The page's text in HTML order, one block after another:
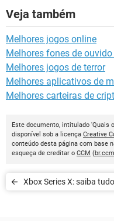
Veja também
Melhores jogos online
Melhores fones de
Melhores jogos de terror
Melhores aplicativos de
Melhores carteiras de
Este documento, intitulado 'Quais
disponível sob a licença Creative
conteúdo desta página com base
esqueça de creditar o CCM (
Xbox Series X: saiba tudo